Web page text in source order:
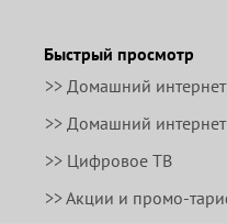
Быстрый просмотр
>> Домашний интернет
>> Домашний
>> Цифровое ТВ
>> Акции и промо-